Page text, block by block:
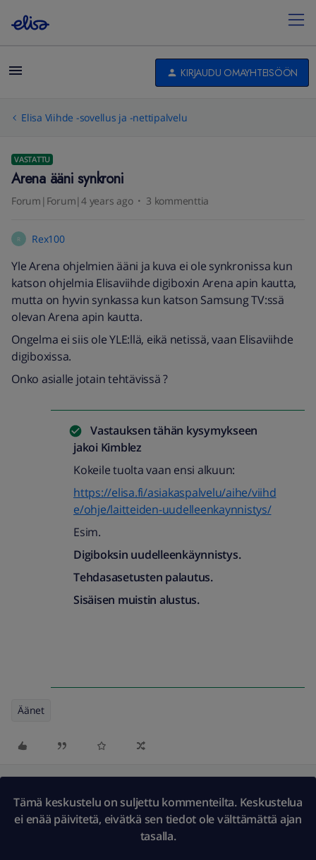
KIRJAUDU OMAYHTEISÖÖN
Elisa Viihde -sovellus ja -nettipalvelu
VASTATTU
Arena ääni synkroni
Forum|Forum|4 years ago 3 kommenttia
R Rex100
Yle Arena ohjelmien ääni ja kuva ei ole synkronissa kun
katson ohjelmia Elisaviihde digiboxin Arena apin kautta,
mutta on hyvin synkassa kun katson Samsung TV:ssä
olevan Arena apin kautta.
Ongelma ei siis ole YLE:llä, eikä netissä, vaan Elisaviihde
digiboxissa.
Onko asialle jotain tehtävissä ?
Vastauksen tähän kysymykseen
jakoi Kimblez
Kokeile tuolta vaan ensi alkuun:
https://elisa.fi/asiakaspalvelu/aihe/viihd
e/ohje/laitteiden-uudelleenkaynnistys/
Esim.
Digiboksin uudelleenkäynnistys.
Tehdasasetusten palautus.
Sisäisen muistin alustus.
Äänet
Tämä keskustelu on suljettu kommenteilta. Keskustelua
ei enää päivitetä, eivätkä sen tiedot ole välttämättä ajan
tasalla.